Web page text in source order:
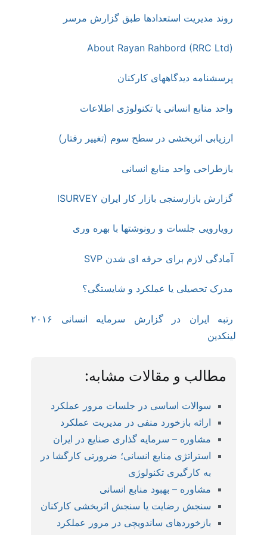
روند مدیریت استعدادها طبق گزارش مرسر
About Rayan Rahbord (RRC Ltd)
پرسشنامه دیدگاههای کارکنان
واحد منابع ‎انسانی یا تکنولوژی ‎اطلاعات
ارزیابی اثربخشی در سطح سوم (تغییر رفتار)
بازطراحی واحد منابع انسانی
گزارش بازارسنجی بازار کار ایران ISURVEY
رویارویی جلسات و رونوشتها با بهره وری
آمادگی لازم برای حرفه ای شدن SVP
مدرک تحصیلی یا عملکرد و شایستگی؟
رتبه ایران در گزارش سرمایه انسانی ۲۰۱۶
لینکدین
مطالب و مقالات مشابه:
سوالات اساسی در جلسات مرور عملکرد
ارائه بازخورد منفی در مدیریت عملکرد
مشاوره – سرمایه گذاری صنایع در ایران
استراتژی منابع انسانی؛ ضرورتی کارگشا در
به کارگیری تکنولوژی
مشاوره – بهبود منابع انسانی
سنجش رضایت یا سنجش اثربخشی کارکنان
بازخوردهای ساندویچی در مرور عملکرد